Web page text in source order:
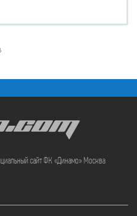
сайт ФК «Динамо» Москва